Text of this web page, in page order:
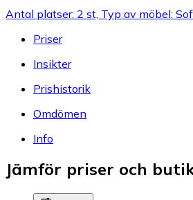
Antal platser: 2 st, Typ av möbel:
Priser
Insikter
Prishistorik
Omdömen
Info
Jämför priser och